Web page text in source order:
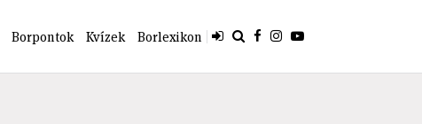
Borpontok Kvízek Borlexikon